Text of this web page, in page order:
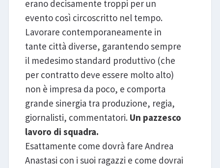
erano decisamente troppi per un
evento così circoscritto nel tempo.
Lavorare contemporaneamente in
tante città diverse, garantendo sempre
il medesimo standard produttivo (che
per contratto deve essere molto alto)
non è impresa da poco, e comporta
grande sinergia tra produzione, regia,
giornalisti, commentatori.Un pazzesco
lavoro di squadra.
Esattamente come dovrà fare Andrea
Anastasi con i suoi ragazzi e come dovrai